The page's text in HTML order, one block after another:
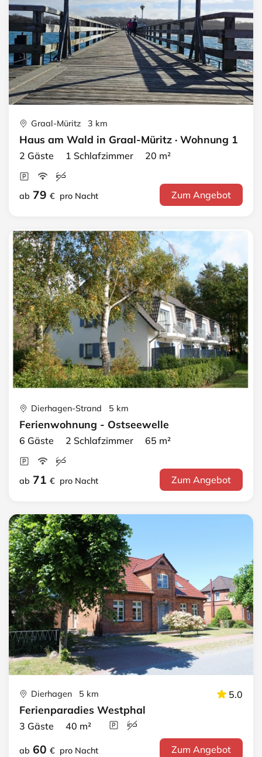
Graal-Müritz 3 km
Haus am Wald in Graal-Müritz · Wohnung 1
2 Gäste 1 Schlafzimmer 20 m²
ab 79 € pro Nacht Zum Angebot
Dierhagen-Strand 5 km
Ferienwohnung - Ostseewelle
6 Gäste 2 Schlafzimmer 65 m²
ab 71 € pro Nacht Zum Angebot
Dierhagen 5 km 5.0
Ferienparadies Westphal
3 Gäste 40 m²
ab 60 € pro Nacht Zum Angebot